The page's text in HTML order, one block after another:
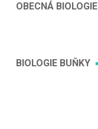
OBECNÁ BIOLOGIE
BIOLOGIE BUŇKY